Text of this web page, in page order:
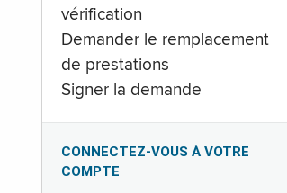
vérification
Demander le remplacement
de prestations
Signer la demande
CONNECTEZ-VOUS À VOTRE
COMPTE